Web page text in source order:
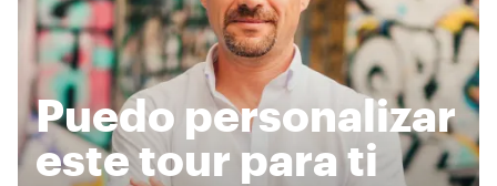
Puedo personalizar
este tour para ti